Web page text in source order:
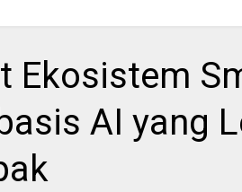
Ekosistem
AI yang